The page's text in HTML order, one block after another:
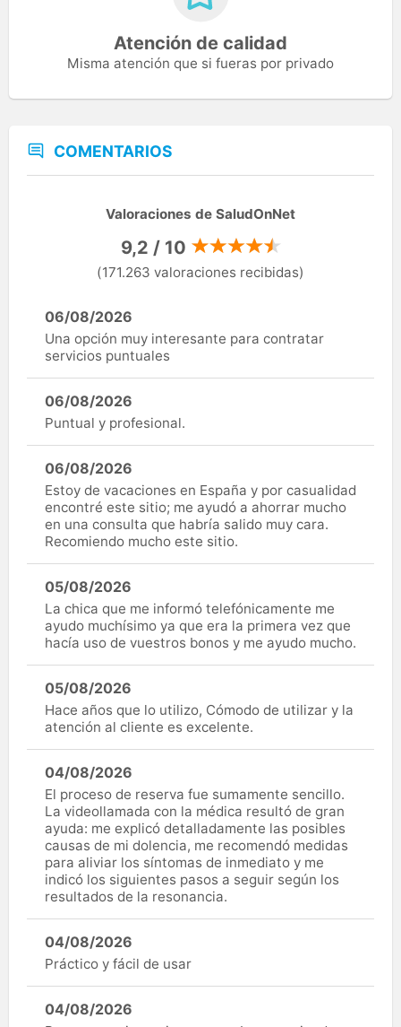
Atención de calidad
Misma atención que si fueras por privado
COMENTARIOS
Valoraciones de SaludOnNet
9,2 / 10
(171.263 valoraciones recibidas)
06/08/2026
Una opción muy interesante para contratar
servicios puntuales
06/08/2026
Puntual y profesional.
06/08/2026
Estoy de vacaciones en España y por casualidad
encontré este sitio; me ayudó a ahorrar mucho
en una consulta que habría salido muy cara.
Recomiendo mucho este sitio.
05/08/2026
La chica que me informó telefónicamente me
ayudo muchísimo ya que era la primera vez que
hacía uso de vuestros bonos y me ayudo mucho.
05/08/2026
Hace años que lo utilizo, Cómodo de utilizar y la
atención al cliente es excelente.
04/08/2026
El proceso de reserva fue sumamente sencillo.
La videollamada con la médica resultó de gran
ayuda: me explicó detalladamente las posibles
causas de mi dolencia, me recomendó medidas
para aliviar los síntomas de inmediato y me
indicó los siguientes pasos a seguir según los
resultados de la resonancia.
04/08/2026
Práctico y fácil de usar
04/08/2026